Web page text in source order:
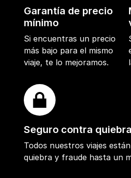
Garantía de precio
mínimo
Si encuentras un precio
más bajo para el mismo
viaje, te lo mejoramos.
Seguro contra
Todos nuestros viajes
quiebra y fraude hasta un